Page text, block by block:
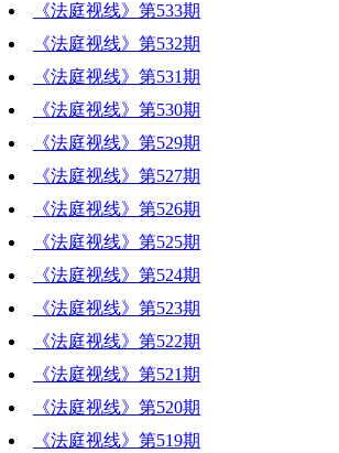
《法庭视线》第533期
《法庭视线》第532期
《法庭视线》第531期
《法庭视线》第530期
《法庭视线》第529期
《法庭视线》第527期
《法庭视线》第526期
《法庭视线》第525期
《法庭视线》第524期
《法庭视线》第523期
《法庭视线》第522期
《法庭视线》第521期
《法庭视线》第520期
《法庭视线》第519期